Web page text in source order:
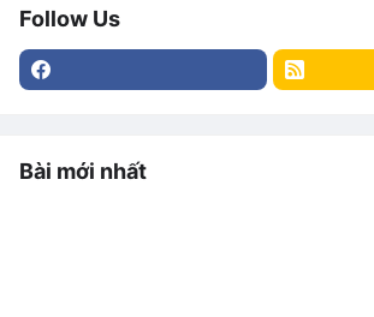
Follow Us
Bài mới nhất